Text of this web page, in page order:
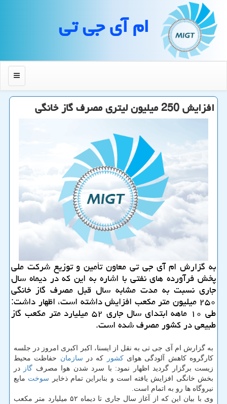
ام آی جی تی
منو
افزایش 250 میلیون لیتری مصرف گاز خانگی
به گزارش ام آی جی تی معاون تأمین و توزیع شركت ملی
پخش فرآورده های نفتی با اشاره به این كه در دیماه سال
جاری نسبت به مدت مشابه سال قبل مصرف گاز خانگی
۲۵۰ میلیون متر مكعب افزایش داشته است، اظهار داشت:
طی ۱۰ ماهه ابتدای سال جاری ۵۲ میلیارد متر مكعب گاز
طبیعی در كشور مصرف شده است.
به گزارش ام آی جی تی به نقل از ایسنا، اكبر اكبری امروز در جلسه
كارگروه كاهش آلودگی هوایكشور كه در سازمان حفاظت محیط
زیست برگزار گردید اظهار نمود: با سرد شدن هوا مصرف گاز
در
بخش خانگی افزایش یافته است و بنابراین تمام ذخایر سوخت مایع
نیروگاه ها رو به اتمام است.
وی با بیان این كه از آغاز سال جاری تا دیماه ۵۲ میلیارد متر مكعب